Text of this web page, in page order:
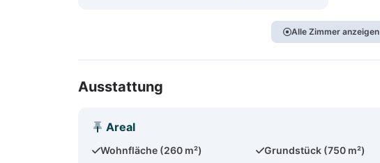
Alle Zimmer anzeigen
Ausstattung
Areal
Wohnfläche (260 m²) Grundstück (750 m²)